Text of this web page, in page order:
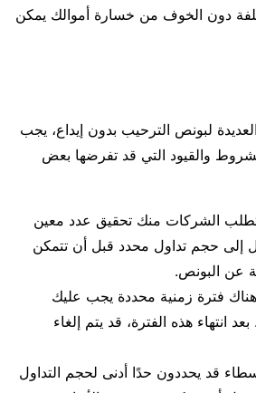
دون الخوف من خسارة أموالك يمكن
لبونص الترحيب بدون إيداع، يجب
والقيود التي قد تفرضها بعض
الشركات منك تحقيق عدد معين
إلى حجم تداول محدد قبل أن تتمكن
عن البونص.
فترة زمنية محددة يجب عليك
انتهاء هذه الفترة، قد يتم إلغاء
قد يحددون حدًا أدنى لحجم التداول